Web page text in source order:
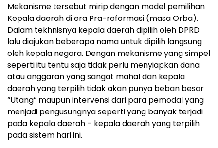
Mekanisme tersebut mirip dengan model pemilihan
Kepala daerah di era Pra-reformasi (masa Orba).
Dalam tekhnisnya kepala daerah dipilih oleh DPRD
lalu diajukan beberapa nama untuk dipilih langsung
oleh kepala negara. Dengan mekanisme yang simpel
seperti itu tentu saja tidak perlu menyiapkan dana
atau anggaran yang sangat mahal dan kepala
daerah yang terpilih tidak akan punya beban besar
“Utang” maupun intervensi dari para pemodal yang
menjadi pengusungnya seperti yang banyak terjadi
pada kepala daerah – kepala daerah yang terpilih
pada sistem hari ini.